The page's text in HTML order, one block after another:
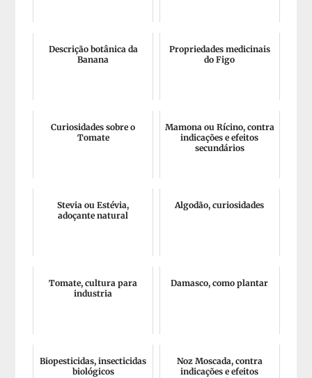
Descrição botânica da
Banana
Propriedades medicinais
do Figo
Curiosidades sobre o
Tomate
Mamona ou Rícino, contra
indicações e efeitos
secundários
Stevia ou Estévia,
adoçante natural
Algodão, curiosidades
Tomate, cultura para
industria
Damasco, como plantar
Biopesticidas, insecticidas
biológicos
Noz Moscada, contra
indicações e efeitos